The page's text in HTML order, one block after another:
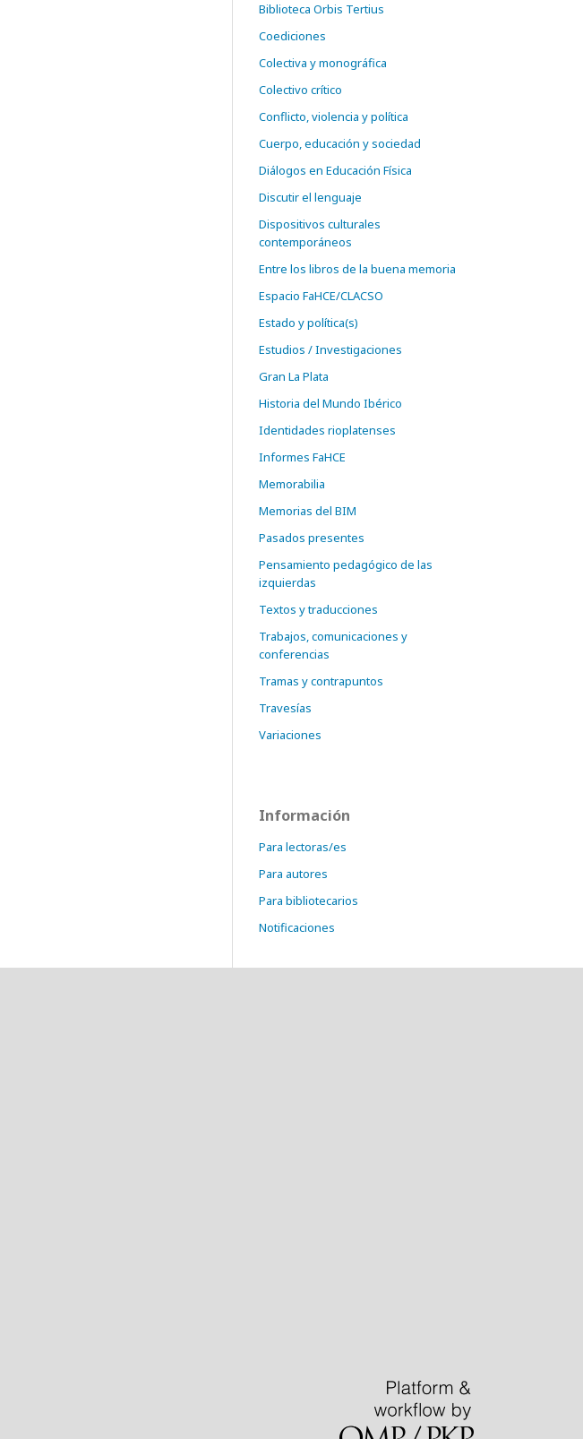
Biblioteca Orbis Tertius
Coediciones
Colectiva y monográfica
Colectivo crítico
Conflicto, violencia y política
Cuerpo, educación y sociedad
Diálogos en Educación Física
Discutir el lenguaje
Dispositivos culturales
contemporáneos
Entre los libros de la buena memoria
Espacio FaHCE/CLACSO
Estado y política(s)
Estudios / Investigaciones
Gran La Plata
Historia del Mundo Ibérico
Identidades rioplatenses
Informes FaHCE
Memorabilia
Memorias del BIM
Pasados presentes
Pensamiento pedagógico de las
izquierdas
Textos y traducciones
Trabajos, comunicaciones y
conferencias
Tramas y contrapuntos
Travesías
Variaciones
Información
Para lectoras/es
Para autores
Para bibliotecarios
Notificaciones